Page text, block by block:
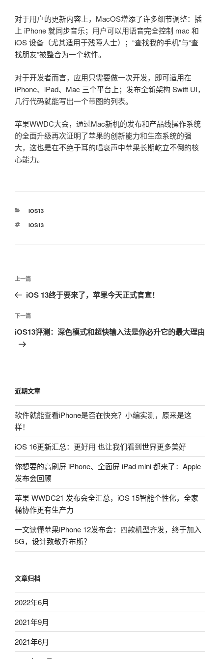
对于用户的更新内容上，MacOS增添了许多细节调整：插
上 iPhone 就同步音乐；用户可以用语音完全控制 mac 和
iOS 设备（尤其适用于残障人士）；“查找我的手机”与“查
找朋友”被整合为一个软件。
对于开发者而言，应用只需要做一次开发，即可适用在
iPhone、iPad、Mac 三个平台上；发布全新架构 Swift UI，
几行代码就能写出一个带图的列表。
苹果WWDC大会，通过Mac新机的发布和产品线操作系统
的全面升级再次证明了苹果的创新能力和生态系统的强
大，这也是在不绝于耳的唱衰声中苹果长期屹立不倒的核
心能力。
分
IOS13
标
IOS13
文
导
航
上
一
文
章
上一篇
iOS 13终于要来了，苹果今天正式官宣！
下
一
篇
下一篇
iOS13评测：深色模式和超快输入法是你必升它的最大理由
近期文章
软件就能查看iPhone是否在快充？小编实测，原来是这
样！
iOS 16更新汇总：更好用 也让我们看到世界更多美好
你想要的高刷屏 iPhone、全面屏 iPad mini 都来了：Apple
发布会回顾
苹果 WWDC21 发布会全汇总，iOS 15智能个性化，全家
桶协作更有生产力
一文读懂苹果iPhone 12发布会：四款机型齐发，终于加入
5G，设计致敬乔布斯？
文章归档
2022年6月
2021年9月
2021年6月